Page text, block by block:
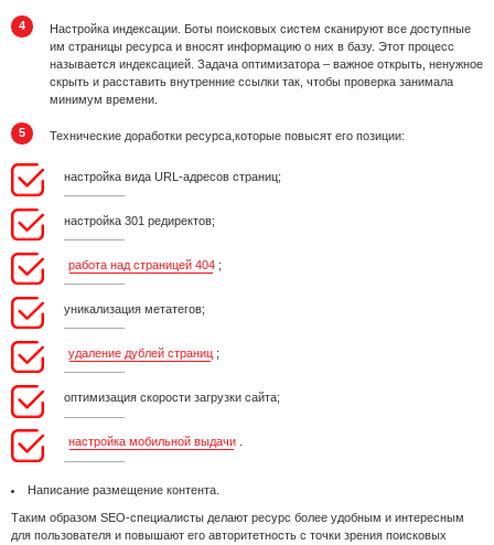
Настройка индексации. Боты поисковых систем сканируют все доступные
им страницы ресурса и вносят информацию о них в базу. Этот процесс
называется индексацией. Задача оптимизатора – важное открыть, ненужное
скрыть и расставить внутренние ссылки так, чтобы проверка занимала
минимум времени.
Технические доработки ресурса,которые повысят его позиции:
настройка вида URL-адресов страниц;
настройка 301 редиректов;
работа над страницей 404 ;
уникализация метатегов;
удаление дублей страниц ;
оптимизация скорости загрузки сайта;
настройка мобильной выдачи
Написание размещение контента.
Таким образом SEO-специалисты делают ресурс более удобным и интересным
для пользователя и повышают его авторитетность с точки зрения поисковых